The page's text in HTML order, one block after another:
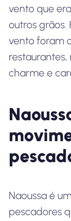
vento que
outros grãos.
vento foram
charme e
Naoussa é
pescadores